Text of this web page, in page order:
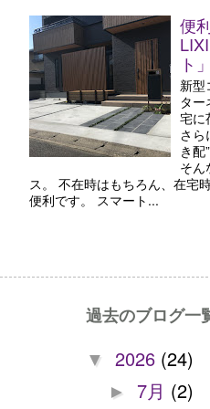
便
ト
新型
タ
宅に
さら
き配
そん
ス。 不在時はもちろん、在宅
便利です。 スマート...
過去のブログ一
▼ 2026 (24)
► 7月 (2)